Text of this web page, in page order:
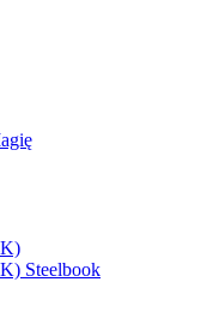
Steelbook